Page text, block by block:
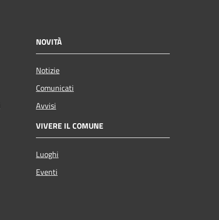
NOVITÀ
Notizie
Comunicati
Avvisi
VIVERE IL COMUNE
Luoghi
Eventi